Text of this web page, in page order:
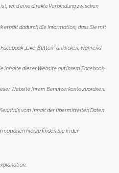
wird eine direkte Verbindung zwischen
erhält dadurch die Information, dass Sie mit
„Like-Button“ anklicken, während
Inhalte dieser Website auf Ihrem Facebook-
Website Ihrem Benutzerkonto zuordnen.
vom Inhalt der übermittelten Daten
hierzu finden Sie in der